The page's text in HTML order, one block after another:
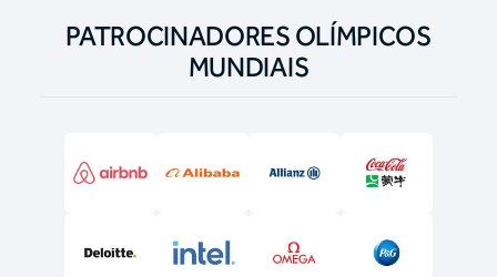
PATROCINADORES OLÍMPICOS
MUNDIAIS